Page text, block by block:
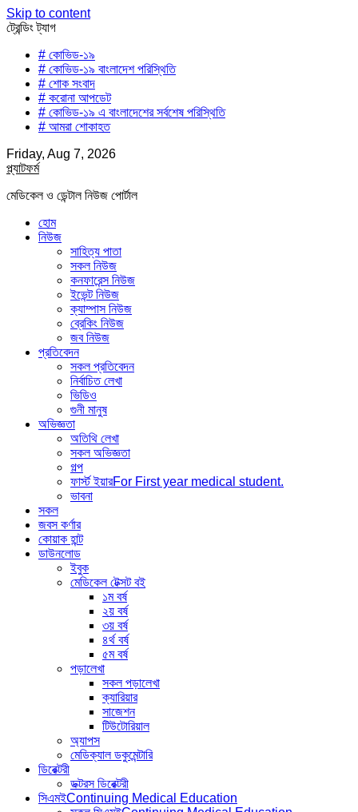
Skip to content
ট্রেন্ডিং ট্যাগ
# কোভিড-১৯
# কোভিড-১৯ বাংলাদেশ পরিস্থিতি
# শোক সংবাদ
# করোনা আপডেট
# কোভিড-১৯ এ বাংলাদেশের সর্বশেষ পরিস্থিতি
# আমরা শোকাহত
Friday, Aug 7, 2026
প্ল্যাটফর্ম
মেডিকেল ও ডেন্টাল নিউজ পোর্টাল
হোম
নিউজ
সাহিত্য পাতা
সকল নিউজ
কনফারেন্স নিউজ
ইভেন্ট নিউজ
ক্যাম্পাস নিউজ
ব্রেকিং নিউজ
জব নিউজ
প্রতিবেদন
সকল প্রতিবেদন
নির্বাচিত লেখা
ভিডিও
গুনী মানুষ
অভিজ্ঞতা
অতিথি লেখা
সকল অভিজ্ঞতা
গল্প
ফার্স্ট ইয়ারFor First year medical student.
ভাবনা
সকল
জবস কর্ণার
কোয়াক হান্ট
ডাউনলোড
ইবুক
মেডিকেল টেক্সট বই
১ম বর্ষ
২য় বর্ষ
৩য় বর্ষ
৪র্থ বর্ষ
৫ম বর্ষ
পড়ালেখা
সকল পড়ালেখা
ক্যারিয়ার
সাজেশন
টিউটোরিয়াল
অ্যাপস
মেডিক্যাল ডকুমেন্টারি
ডিরেক্টরী
ডক্টরস ডিরেক্টরী
সিএমইContinuing Medical Education